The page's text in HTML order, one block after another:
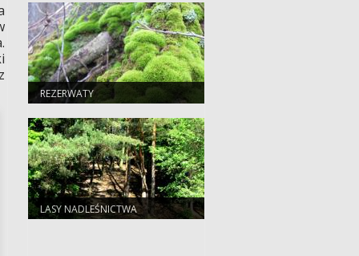
REZERWATY
LASY NADLEŚNICTWA